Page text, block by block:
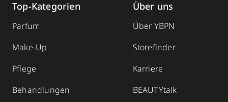
Top-Kategorien
Parfum
Make-Up
Pflege
Behandlungen
Über uns
Über YBPN
Storefinder
Karriere
BEAUTYtalk